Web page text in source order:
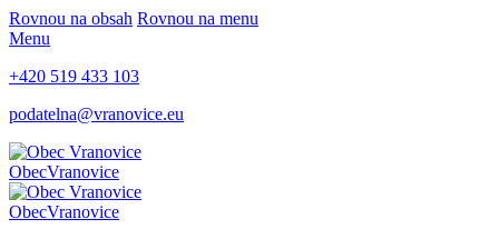
Rovnou na obsah Rovnou na menu
Menu
+420 519 433 103
podatelna@vranovice.eu
ObecVranovice
ObecVranovice